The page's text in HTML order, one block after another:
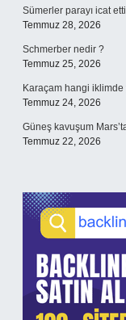
Sümerler parayı icat
Temmuz 28, 2026
Schmerber nedir ?
Temmuz 25, 2026
Karaçam hangi iklimde
Temmuz 24, 2026
Güneş kavuşum
Temmuz 22, 2026